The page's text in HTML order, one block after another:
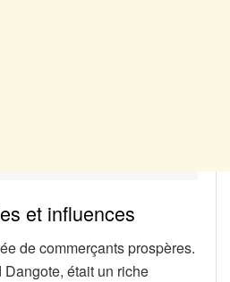
et influences
de commerçants prospères.
était un riche